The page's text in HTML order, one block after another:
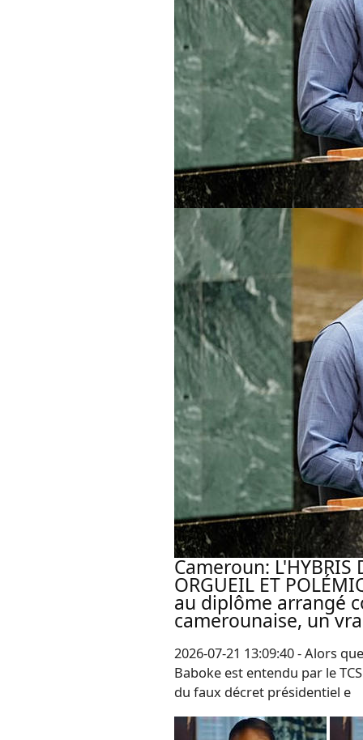
Cameroun: L'HYBRIS
ORGUEIL ET
au diplôme arrangé
camerounaise, un
2026-07-21 13:09:40 - Alors
Baboke est entendu par le
du faux décret présidentiel e